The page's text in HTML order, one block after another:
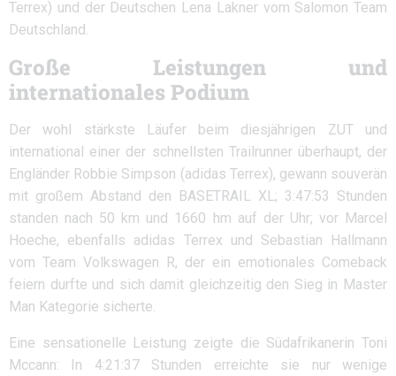
Terrex) und der Deutschen Lena Lakner vom Salomon Team
Deutschland.
Große Leistungen und
internationales Podium
Der wohl stärkste Läufer beim diesjährigen ZUT und
international einer der schnellsten Trailrunner überhaupt, der
Engländer Robbie Simpson (adidas Terrex), gewann souverän
mit großem Abstand den BASETRAIL XL; 3:47:53 Stunden
standen nach 50 km und 1660 hm auf der Uhr; vor Marcel
Hoeche, ebenfalls adidas Terrex und Sebastian Hallmann
vom Team Volkswagen R, der ein emotionales Comeback
feiern durfte und sich damit gleichzeitig den Sieg in Master
Man Kategorie sicherte.
Eine sensationelle Leistung zeigte die Südafrikanerin Toni
Mccann: In 4:21:37 Stunden erreichte sie nur wenige